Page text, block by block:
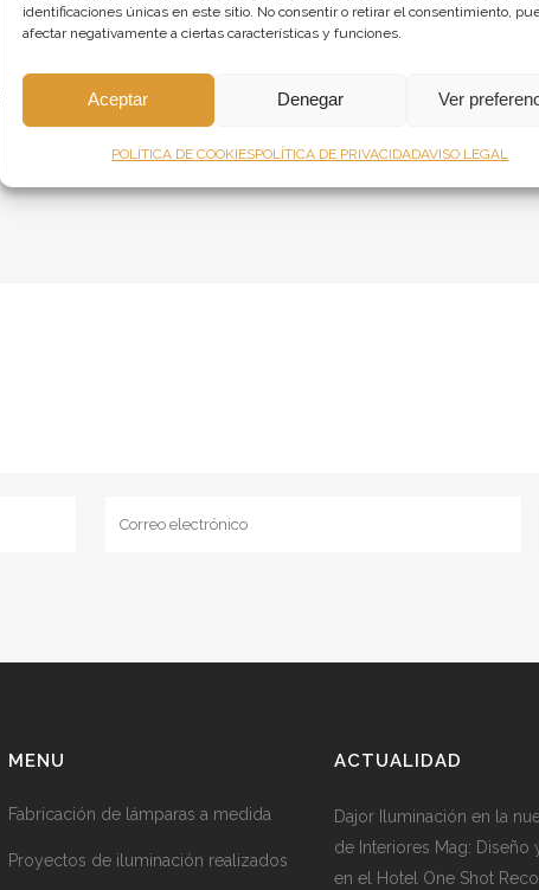
identificaciones únicas en este sitio. No consentir o retirar el consentimiento,
afectar negativamente a ciertas características y funciones.
Aceptar Denegar Ver
POLÍTICA DE COOKIESPOLÍTICA DE PRIVACIDADAVISO LEGAL
portfolio_page/bam-karaoke-box/
www.proyectocontract.es/wp-content/uploads/2020/11/
MENU
Fabricación de lámparas a medida
Proyectos de iluminación realizados
ACTUALIDAD
Dajor Iluminación en la
de Interiores Mag: Diseño
en el Hotel One Shot